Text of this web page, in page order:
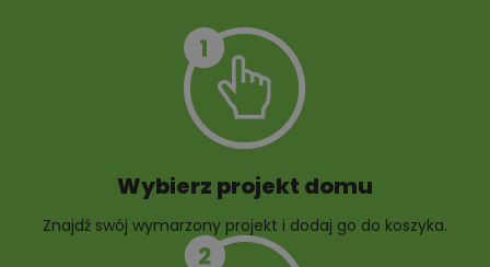
10 projektów małej
10 projektów rabat
Wybierz projekt domu
Znajdź swój wymarzony projekt i dodaj go do koszyka.